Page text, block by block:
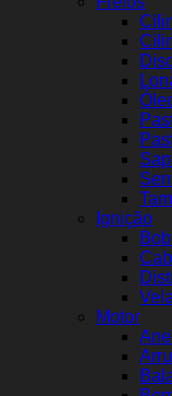
Ignição
Motor